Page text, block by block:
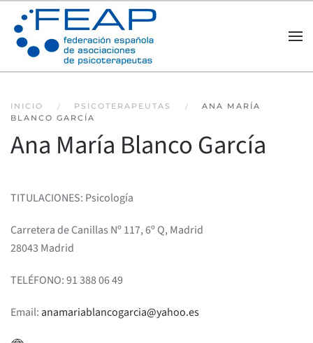
Skip to main content
INICIO PSICOTERAPEUTAS
ANA MARÍA
BLANCO GARCÍA
Ana María Blanco García
TITULACIONES: Psicología
Carretera de Canillas Nº 117, 6º Q, Madrid
28043 Madrid
TELÉFONO: 91 388 06 49
Email: anamariablancogarcia@yahoo.es